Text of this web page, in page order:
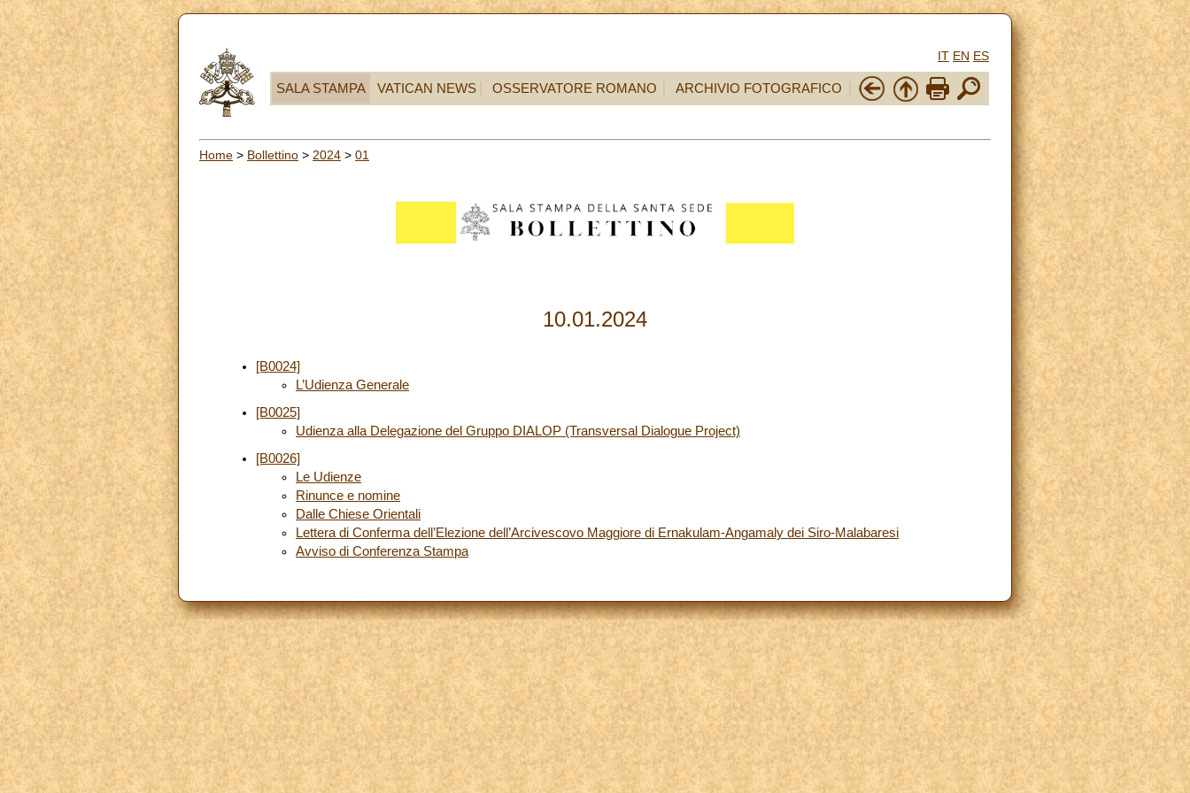
IT EN ES
SALA STAMPA VATICAN NEWS OSSERVATORE ROMANO ARCHIVIO FOTOGRAFICO
Home > Bollettino > 2024 > 01
10.01.2024
[B0024]
L’Udienza Generale
[B0025]
Udienza alla Delegazione del Gruppo DIALOP (Transversal Dialogue Project)
[B0026]
Le Udienze
Rinunce e nomine
Dalle Chiese Orientali
Lettera di Conferma dell’Elezione dell’Arcivescovo Maggiore di Ernakulam-Angamaly dei Siro-Malabaresi
Avviso di Conferenza Stampa